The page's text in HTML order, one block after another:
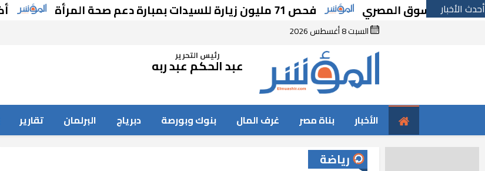
أحدث الأخبارللسوق المصري فحص 71 مليون زيارة للسيدات بمبارة دعم صحة المرأة أكبر حملة رقابية..
السبت 8 أغسطس 2026
رئيس التحرير
عبد الحكم عبد ربه
الأخبار بناة مصر غرف المال بنوك وبورصة دبرياج البرلمان تقارير
رياضة